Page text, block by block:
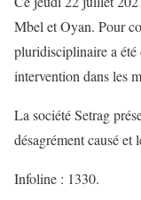
Mbel et Oyan. Pour
pluridisciplinaire a été
intervention dans les
La société Setrag
désagrément causé et
Infoline : 1330.